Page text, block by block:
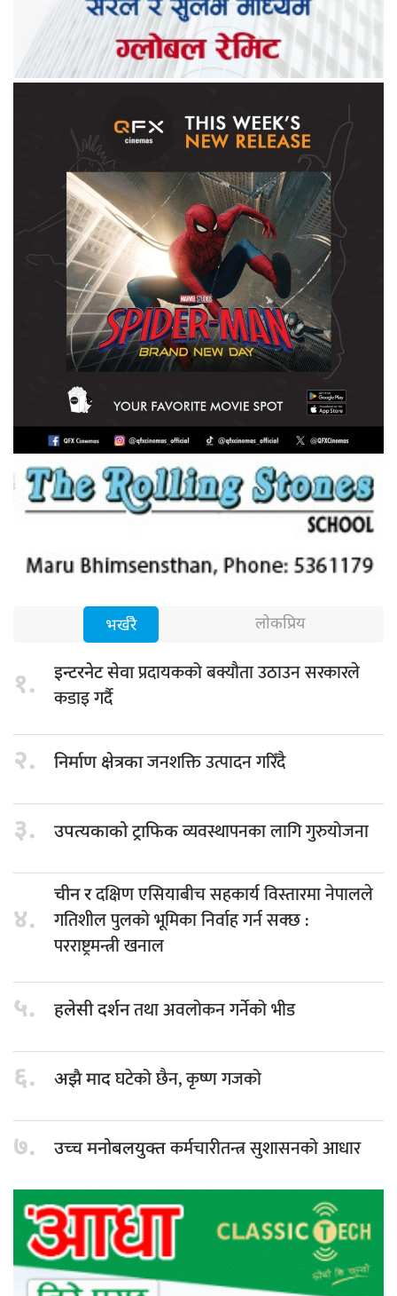
भर्खरै लोकप्रिय
१. इन्टरनेट सेवाप्रदायकको बक्यौता उठाउन सरकारले
कडाइ गर्दै
२. निर्माण क्षेत्रकाजनशक्ति उत्पादन गरिँदै
३. उपत्यकाको ट्राफिकव्यवस्थापनका लागि गुरुयोजना
४.
चीन रदक्षिण एसियाबीच सहकार्य विस्तारमा नेपालले
गतिशील पुलको भूमिका निर्वाह गर्न सक्छ :
परराष्ट्रमन्त्री खनाल
५. हलेसी दर्शनतथा अवलोकन गर्नेको भीड
६. अझै मादघटेको छैन, कृष्ण गजको
७. उच्च मनोबलयुक्तकर्मचारीतन्त्र सुशासनको आधार